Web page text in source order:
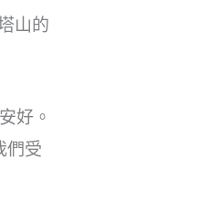
山的
好。
們受